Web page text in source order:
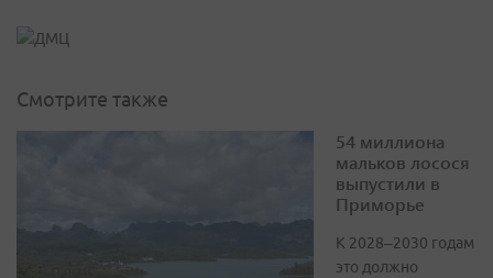
Смотрите также
54 миллиона
мальков лосося
выпустили в
Приморье
К 2028–2030 годам
это должно